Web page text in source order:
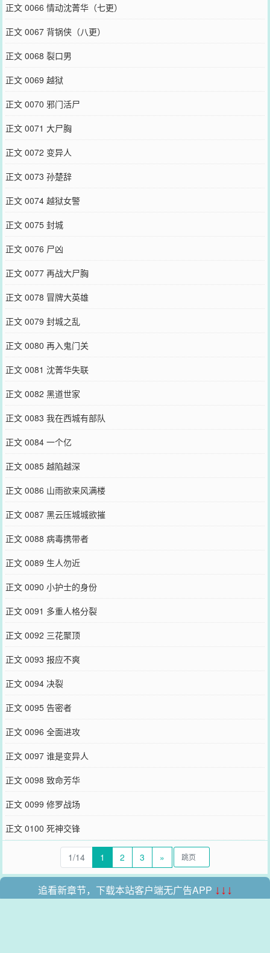
正文 0066 情动沈菁华（七更）
正文 0067 背锅侠（八更）
正文 0068 裂口男
正文 0069 越狱
正文 0070 邪门活尸
正文 0071 大尸胸
正文 0072 变异人
正文 0073 孙楚辞
正文 0074 越狱女警
正文 0075 封城
正文 0076 尸凶
正文 0077 再战大尸胸
正文 0078 冒牌大英雄
正文 0079 封城之乱
正文 0080 再入鬼门关
正文 0081 沈菁华失联
正文 0082 黑道世家
正文 0083 我在西城有部队
正文 0084 一个亿
正文 0085 越陷越深
正文 0086 山雨欲来风满楼
正文 0087 黑云压城城欲摧
正文 0088 病毒携带者
正文 0089 生人勿近
正文 0090 小护士的身份
正文 0091 多重人格分裂
正文 0092 三花聚顶
正文 0093 报应不爽
正文 0094 决裂
正文 0095 告密者
正文 0096 全面进攻
正文 0097 谁是变异人
正文 0098 致命芳华
正文 0099 修罗战场
正文 0100 死神交锋
1/14 1 2 3 »
追看新章节，下载本站客户端无广告APP ↓↓↓